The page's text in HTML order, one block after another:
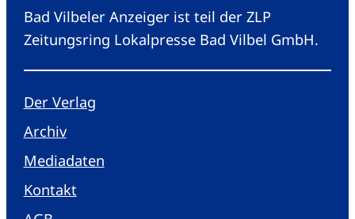
Bad Vilbeler Anzeiger ist teil der ZLP
Zeitungsring Lokalpresse Bad Vilbel GmbH.
Der Verlag
Archiv
Mediadaten
Kontakt